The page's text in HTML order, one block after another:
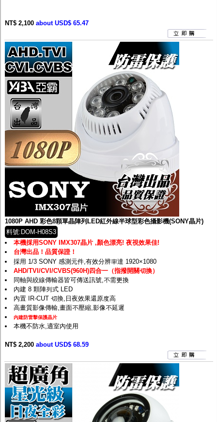
NT$ 2,100 about USD$ 65.47
1080P AHD 彩色8顆單晶陣列LED紅外線半球型彩色攝影機(SONY晶片)
料號:DOM-H08S3
本機採用SONY IMX307晶片 ,顏色漂亮! 夜視效果佳!
台灣出品！品質保證！
採用 1/3 SONY 感測元件,有效分辨率達 1920×1080
AHD/TVI/CVI/CVBS(960H)四合一（指撥開關切換）
同軸與絞線傳輸器皆可傳送訊號,不需更換
內建 8 顆陣列式 LED
內置 IR-CUT 切換,日夜效果還原度高
高畫質影像傳輸,畫面不壓縮,影像不延遲
內建防雷擊保護晶片
本機不防水,適室內使用
NT$ 2,200 about USD$ 68.59